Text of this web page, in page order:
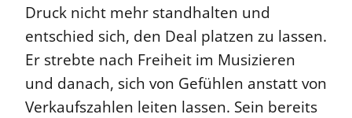
Druck nicht mehr standhalten und
entschied sich, den Deal platzen zu lassen.
Er strebte nach Freiheit im Musizieren
und danach, sich von Gefühlen anstatt von
Verkaufszahlen leiten lassen. Sein bereits